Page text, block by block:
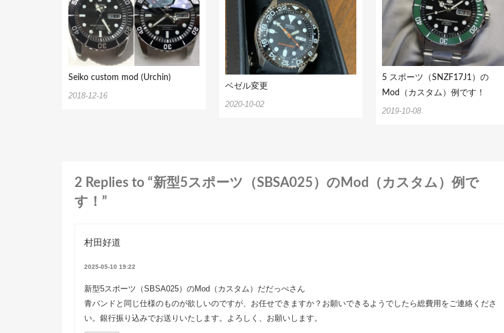
Seiko custom mod (Urchin)
2018-12-16
ベゼル変更
2020-10-02
5 スポーツ（SNZF17J1）の
Mod（カスタム）例です！
2019-10-08
2 Replies to “新型5スポーツ（SBSA025）のMod（カスタム）例で
す！”
村田好道
2025-05-10 19:22
新型5スポーツ（SBSA025）のMod（カスタム）だだっぺさん
青バンドと同じ仕様のものが欲しいのですが、お任せできますか？お願いできるようでしたら総費用をご連絡くださ
い。銀行振り込みでお送りいたします。よろしく、お願いします。